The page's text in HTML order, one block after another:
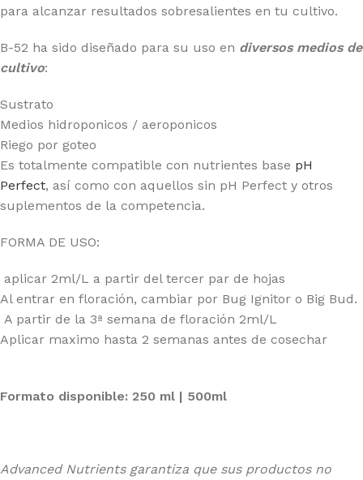
para alcanzar resultados sobresalientes en tu cultivo.
B-52 ha sido diseñado para su uso en diversos medios de
cultivo:
Sustrato
Medios hidroponicos / aeroponicos
Riego por goteo
Es totalmente compatible con nutrientes base pH
Perfect, así como con aquellos sin pH Perfect y otros
suplementos de la competencia.
FORMA DE USO:
aplicar 2ml/L a partir del tercer par de hojas
Al entrar en floración, cambiar por Bug Ignitor o Big Bud.
A partir de la 3ª semana de floración 2ml/L
Aplicar maximo hasta 2 semanas antes de cosechar
Formato disponible: 250 ml | 500ml
Advanced Nutrients garantiza que sus productos no